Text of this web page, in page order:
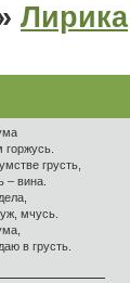
Лирика
грусть,
– вина.
мчусь.
в грусть.